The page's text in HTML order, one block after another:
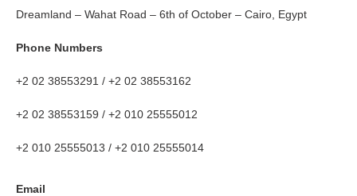
Dreamland – Wahat Road – 6th of October – Cairo, Egypt
Phone Numbers
+2 02 38553291 / +2 02 38553162
+2 02 38553159 / +2 010 25555012
+2 010 25555013 / +2 010 25555014
Email